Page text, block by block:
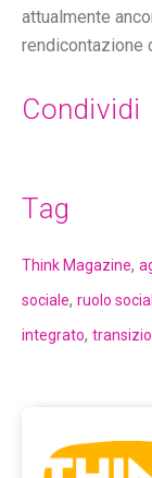
attualmente
rendicontazione
Condividi
Tag
Think Magazine,
sociale, ruolo
integrato,